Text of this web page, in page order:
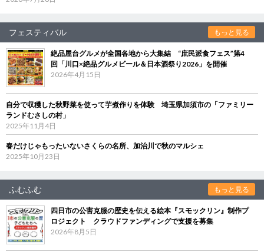
フェスティバル もっと見る
絶品屋台グルメが全国各地から大集結 “庶民派食フェス”第4
回「川口×絶品グルメビール＆日本酒祭り2026」を開催
2026年4月15日
自分で収穫した秋野菜を使って芋煮作りを体験 埼玉県加須市の「ファミリー
ランドむさしの村」
2025年11月4日
春だけじゃもったいないさくらの名所、加治川で秋のマルシェ
2025年10月23日
ふむふむ もっと見る
四日市の公害克服の歴史を伝える絵本『スモックリン』制作プ
ロジェクト クラウドファンディングで支援を募集
2026年8月5日